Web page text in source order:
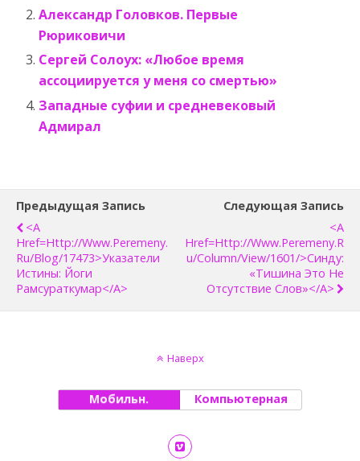
Александр Головков. Первые
Рюриковичи
Сергей Солоух: «Любое время
ассоциируется у меня со смертью»
Западные суфии и средневековый
Адмирал
Предыдущая Запись
<a
Href=http://www.peremeny.
Ru/blog/17473>Указатели
Истины: Йоги
Рамсураткумар</a>
Следующая Запись
<a
Href=http://www.peremeny.r
U/column/view/1601/>Синду:
«Тишина Это Не
Отсутствие Слов»</a>
Наверх
Мобильн. Компьютерная